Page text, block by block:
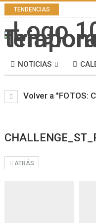
TENDENCIAS
NOTICIAS
Volver a "FOTOS:
ATRÁS